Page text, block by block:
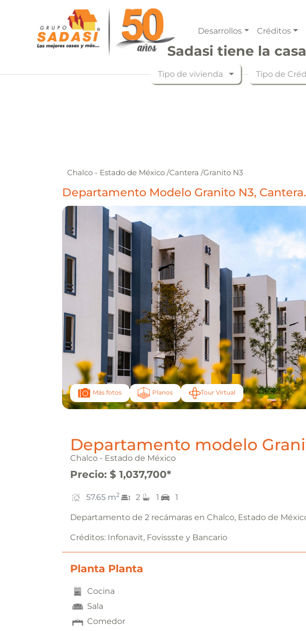
Desarrollos Créditos
Sadasi tiene la casa
Tipo de vivienda Tipo de
Chalco - Estado de México /Cantera /Granito N3
Departamento Modelo Granito N3, Cantera.
Más fotos Planos Tour Virtual
Departamento modelo
Chalco - Estado de México
Precio: $ 1,037,700*
57.65 m2 2 1 1
Departamento de 2 recámaras en Chalco, Estado de
Créditos: Infonavit, Fovissste y Bancario
Planta Planta
Cocina
Sala
Comedor